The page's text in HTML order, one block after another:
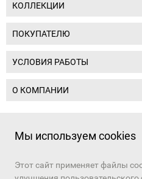
КОЛЛЕКЦИИ
ПОКУПАТЕЛЮ
УСЛОВИЯ РАБОТЫ
О КОМПАНИИ
Следите за
+7 (391) 206-97-03,
Мы используем cookies
Этот сайт применяет файлы